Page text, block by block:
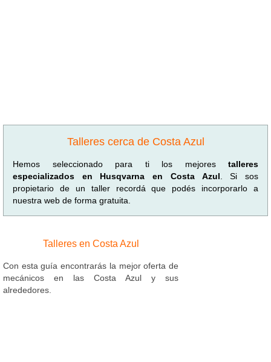
Talleres cerca de Costa Azul
Hemos seleccionado para ti los mejores talleres
especializados en Husqvarna en Costa Azul . Si sos
propietario de un taller recordá que podés incorporarlo a
nuestra web de forma gratuita.
Talleres en Costa Azul
Con esta guía encontrarás la mejor oferta de
mecánicos en las Costa Azul y sus
alrededores.